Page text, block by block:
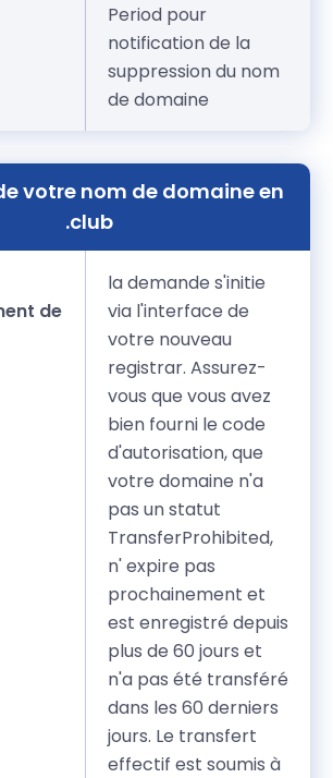
Period pour
notification de la
suppression du nom
de domaine
votre nom de domaine en
.club
de
la demande s'initie
via l'interface de
votre nouveau
registrar. Assurez-
vous que vous avez
bien fourni le code
d'autorisation, que
votre domaine n'a
pas un statut
TransferProhibited,
n' expire pas
prochainement et
est enregistré depuis
plus de 60 jours et
n'a pas été transféré
dans les 60 derniers
jours. Le transfert
effectif est soumis à